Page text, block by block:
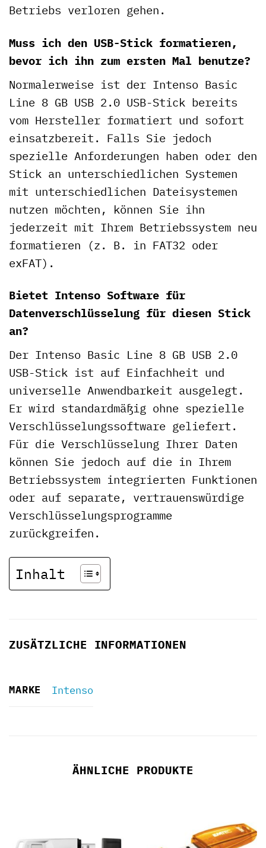
Betriebs verloren gehen.
Muss ich den USB-Stick formatieren,
bevor ich ihn zum ersten Mal benutze?
Normalerweise ist der Intenso Basic
Line 8 GB USB 2.0 USB-Stick bereits
vom Hersteller formatiert und sofort
einsatzbereit. Falls Sie jedoch
spezielle Anforderungen haben oder den
Stick an unterschiedlichen Systemen
mit unterschiedlichen Dateisystemen
nutzen möchten, können Sie ihn
jederzeit mit Ihrem Betriebssystem neu
formatieren (z. B. in FAT32 oder
exFAT).
Bietet Intenso Software für
Datenverschlüsselung für diesen Stick
an?
Der Intenso Basic Line 8 GB USB 2.0
USB-Stick ist auf Einfachheit und
universelle Anwendbarkeit ausgelegt.
Er wird standardmäßig ohne spezielle
Verschlüsselungssoftware geliefert.
Für die Verschlüsselung Ihrer Daten
können Sie jedoch auf die in Ihrem
Betriebssystem integrierten Funktionen
oder auf separate, vertrauenswürdige
Verschlüsselungsprogramme
zurückgreifen.
Inhalt
ZUSÄTZLICHE INFORMATIONEN
MARKE Intenso
ÄHNLICHE PRODUKTE